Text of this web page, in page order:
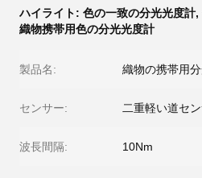
ハイライト: 色の一致の分光光度計,
織物携帯用色の分光光度計
製品名: 織物の携帯用
センサー: 二重軽い道セ
波長間隔: 10Nm